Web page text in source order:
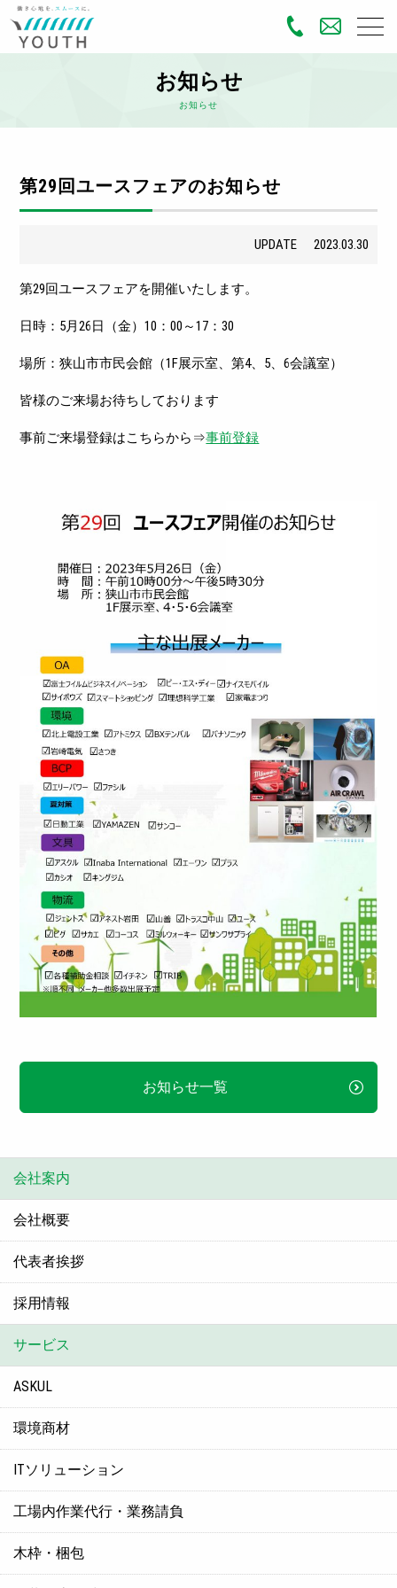
お知らせ
お知らせ
第29回ユースフェアのお知らせ
UPDATE 2023.03.30
第29回ユースフェアを開催いたします。
日時：5月26日（金）10：00～17：30
場所：狭山市市民会館（1F展示室、第4、5、6会議室）
皆様のご来場お待ちしております
事前ご来場登録はこちらから⇒事前登録
お知らせ一覧
会社案内
会社概要
代表者挨拶
採用情報
サービス
ASKUL
環境商材
ITソリューション
工場内作業代行・業務請負
木枠・梱包